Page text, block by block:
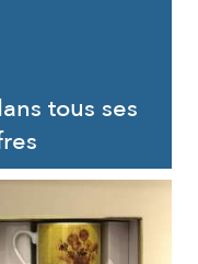
tous ses